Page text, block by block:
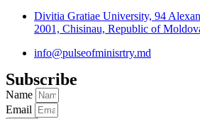
Divitia Gratiae University, 94
2001, Chisinau, Republic of
info@pulseofminisrtry.md
Subscribe
Name
Email